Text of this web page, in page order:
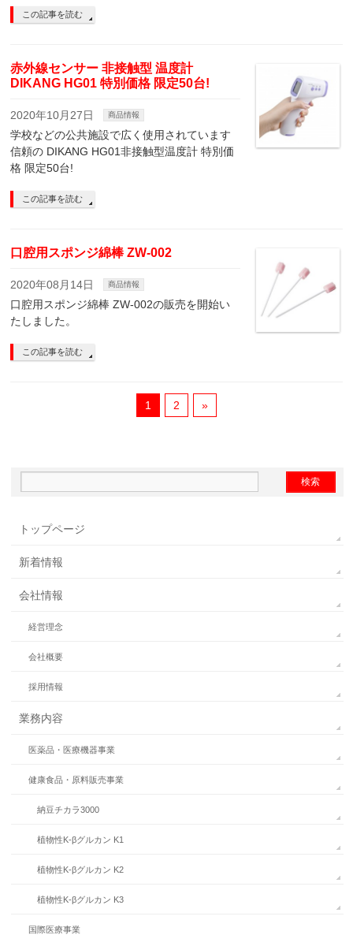
この記事を読む
赤外線センサー 非接触型 温度計
DIKANG HG01 特別価格 限定50台!
2020年10月27日 商品情報
学校などの公共施設で広く使用されています
信頼の DIKANG HG01非接触型温度計 特別価
格 限定50台!
この記事を読む
口腔用スポンジ綿棒 ZW-002
2020年08月14日 商品情報
口腔用スポンジ綿棒 ZW-002の販売を開始い
たしました。
この記事を読む
1 2 »
トップページ
新着情報
会社情報
経営理念
会社概要
採用情報
業務内容
医薬品・医療機器事業
健康食品・原料販売事業
納豆チカラ3000
植物性K-βグルカン K1
植物性K-βグルカン K2
植物性K-βグルカン K3
国際医療事業